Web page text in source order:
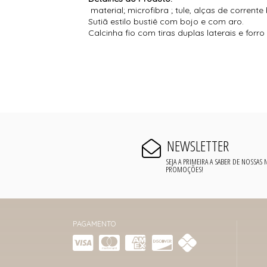
material; microfibra ; tule, alças de
Sutiã estilo bustiê com bojo e com aro.
Calcinha fio com tiras duplas laterais e
NEWSLETTER
SEJA A PRIMEIRA A SABER DE NOSSAS
PROMOÇÕES!
PAGAMENTO